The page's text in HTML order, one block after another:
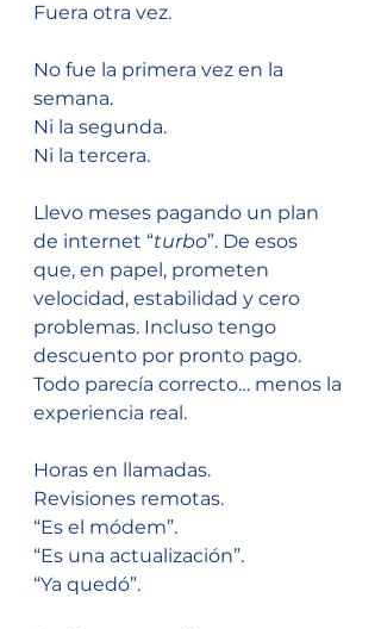
Fuera otra vez.
No fue la primera vez en la
semana.
Ni la segunda.
Ni la tercera.
Llevo meses pagando un plan
de internet “turbo”. De esos
que, en papel, prometen
velocidad, estabilidad y cero
problemas. Incluso tengo
descuento por pronto pago.
Todo parecía correcto… menos la
experiencia real.
Horas en llamadas.
Revisiones remotas.
“Es el módem”.
“Es una actualización”.
“Ya quedó”.